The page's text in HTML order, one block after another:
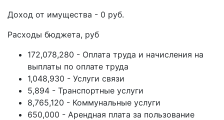
Доход от имущества - 0 руб.
Расходы бюджета, руб
172,078,280 - Оплата труда и начисления на
выплаты по оплате труда
1,048,930 - Услуги связи
5,894 - Транспортные услуги
8,765,120 - Коммунальные услуги
650,000 - Арендная плата за пользование